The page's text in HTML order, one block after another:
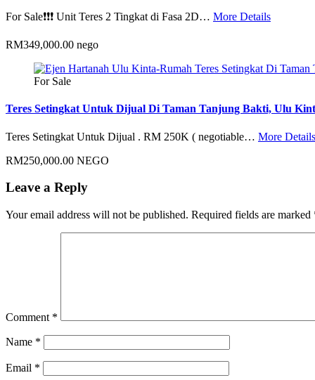
For Sale❗️❗️❗️ Unit Teres 2 Tingkat di Fasa 2D… More Details
RM349,000.00 nego
For Sale
Teres Setingkat Untuk Dijual Di Taman Tanjung Bakti, Ulu
Teres Setingkat Untuk Dijual . RM 250K ( negotiable… More Details
RM250,000.00 NEGO
Leave a Reply
Your email address will not be published. Required fields are marked
Comment *
Name *
Email *